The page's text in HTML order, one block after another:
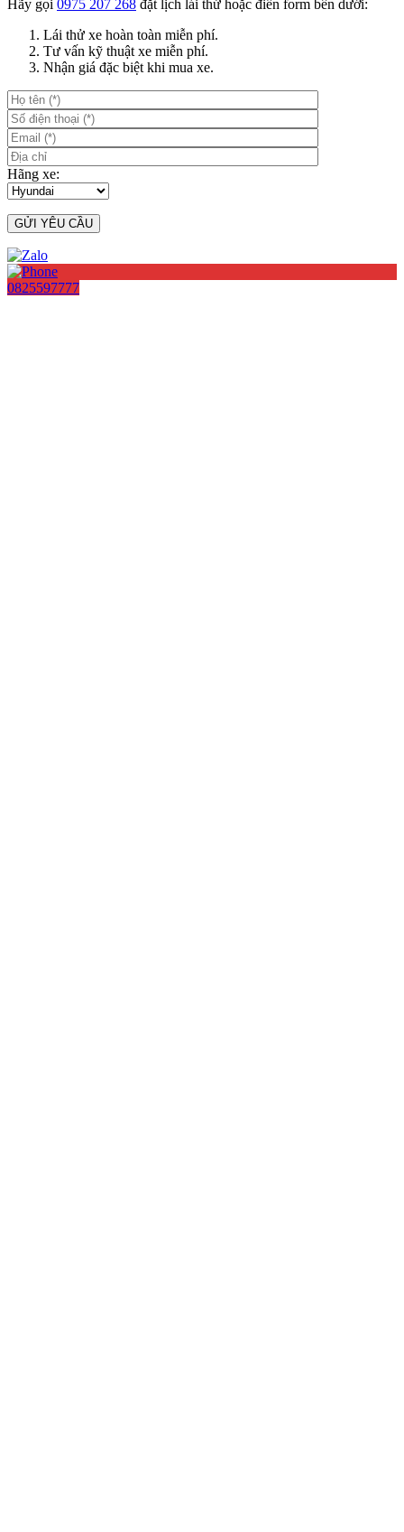
Hãy gọi 0975 207 268 đặt lịch lái thử hoặc điền form bên dưới:
Lái thử xe hoàn toàn miễn phí.
Tư vấn kỹ thuật xe miễn phí.
Nhận giá đặc biệt khi mua xe.
Hãng xe:
0825597777